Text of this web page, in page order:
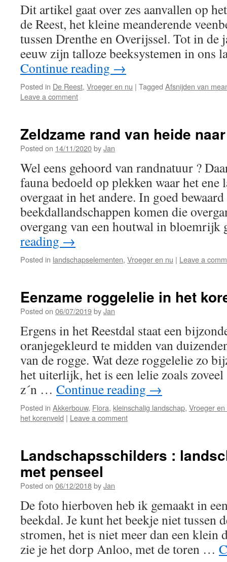
Dit artikel gaat over zes aanvallen op
de Reest, het kleine meanderende
tussen Drenthe en Overijssel. Tot in de
eeuw zijn talloze beeksystemen in ons
Continue reading →
Posted in De Reest, Vroeger en nu | Tagged Afsnijden van
Leave a comment
Zeldzame rand van heide
Posted on 14/11/2020byJan
Wel eens gehoord van randnatuur ?
fauna bedoeld op plekken waar het ene
overgaat in het andere. In goed
beekdallandschappen komen die
overgang van een houtwal in
reading →
Posted in landschapselementen, Vroeger en nu | Leave a
Eenzame roggelelie in het
Posted on 06/07/2019byJan
Ergens in het Reestdal staat een
oranjegekleurd te midden van
van de rogge. Wat deze roggelelie zo
het uiterlijk, het is een lelie zoals
z´n … Continue reading →
Posted in Akkerbouw, Flora, kleinschalig landschap, Vroeger en
het korenveld | Leave a comment
Landschapsschilders :
met penseel
Posted on 06/12/2018byJan
De foto hierboven heb ik gemaakt in
beekdal. Je kunt het beekje niet tussen
stromen, het is niet meer dan een klein
zie je het dorp Anloo, met de toren …